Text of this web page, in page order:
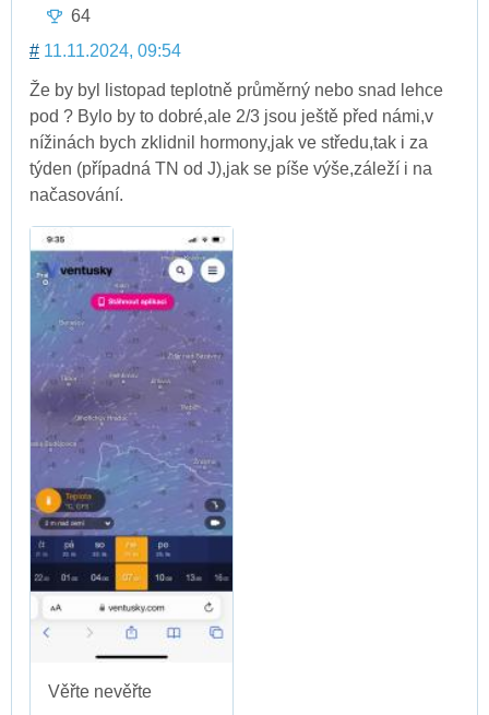
64
# 11.11.2024, 09:54
Že by byl listopad teplotně průměrný nebo snad lehce
pod ? Bylo by to dobré,ale 2/3 jsou ještě před námi,v
nížinách bych zklidnil hormony,jak ve středu,tak i za
týden (případná TN od J),jak se píše výše,záleží i na
načasování.
Věřte nevěřte